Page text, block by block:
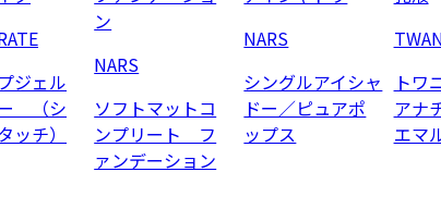
ジェル
（シ
ッチ）
ン
NARS
ソフトマットコ
ンプリート フ
ァンデーション
NARS
シングルアイシャ
ドー／ピュアポ
ップス
ト
アナ
エマ